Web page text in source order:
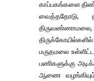
காப்பகங்களை
வைத்ததோடு,
மருதமலை உள்ளிட்ட
பணிகளுக்கு
ஆணை வழங்கியும்